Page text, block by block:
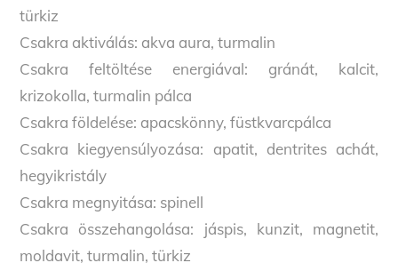
türkiz
Csakra aktiválás: akva aura, turmalin
Csakra feltöltése energiával: gránát, kalcit,
krizokolla, turmalin pálca
Csakra földelése: apacskönny, füstkvarcpálca
Csakra kiegyensúlyozása: apatit, dentrites achát,
hegyikristály
Csakra megnyitása: spinell
Csakra összehangolása: jáspis, kunzit, magnetit,
moldavit, turmalin, türkiz